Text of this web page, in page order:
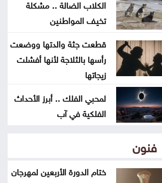
دورة تدريبية بمركز البحوث الدوائية
والتشخيصية في عمان الاهلية حول
الهندسة الطبية الحيوية
تحذير من إطلاق العيارات النارية
وإغلاق الطرق باحتفالات التوجيهي
تشارك بفعاليات اليوم العالمي لمكافحة
الكلاب الضالة .. مشكلة
تخيف المواطنين
قطعت جثة والدتها ووضعت
رأسها بالثلاجة لأنها أفشلت
زيجاتها
لمحبي الفلك .. أبرز الأحداث
الفلكية في آب
فنون
ختام الدورة الأربعين لمهرجان